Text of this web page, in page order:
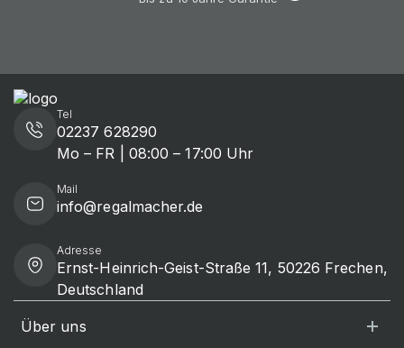
Tel
02237 628290
Mo – FR | 08:00 – 17:00 Uhr
Mail
info@regalmacher.de
Adresse
Ernst-Heinrich-Geist-Straße 11, 50226 Frechen,
Deutschland
Über uns